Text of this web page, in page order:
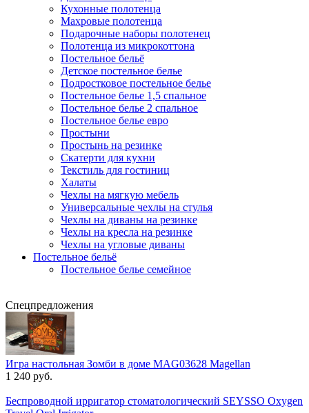
Кухонные полотенца
Махровые полотенца
Подарочные наборы полотенец
Полотенца из микрокоттона
Постельное бельё
Детское постельное белье
Подростковое постельное белье
Постельное белье 1,5 спальное
Постельное белье 2 спальное
Постельное белье евро
Простыни
Простынь на резинке
Скатерти для кухни
Текстиль для гостиниц
Халаты
Чехлы на мягкую мебель
Универсальные чехлы на стулья
Чехлы на диваны на резинке
Чехлы на кресла на резинке
Чехлы на угловые диваны
Постельное бельё
Постельное белье семейное
Спецпредложения
Игра настольная Зомби в доме MAG03628 Magellan
1 240 руб.
Беспроводной ирригатор стоматологический SEYSSO Oxygen